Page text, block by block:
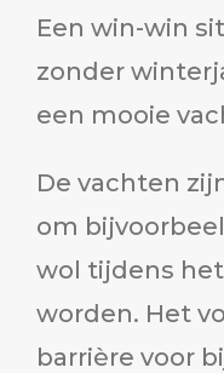
Een win-win
zonder
een mooie
De vachten
om
wol tijdens
worden. Het
barrière voor